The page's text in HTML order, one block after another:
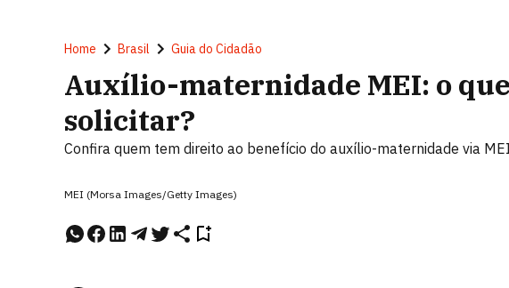
Home Brasil Guia do Cidadão
Auxílio-maternidade MEI: o
solicitar?
Confira quem tem direito ao benefício do auxílio-maternidade via
MEI (Morsa Images/Getty Images)